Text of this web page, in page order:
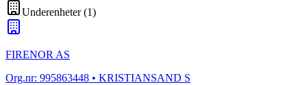
Underenheter(1)
FIRENOR AS
Org.nr: 995863448 • KRISTIANSAND S